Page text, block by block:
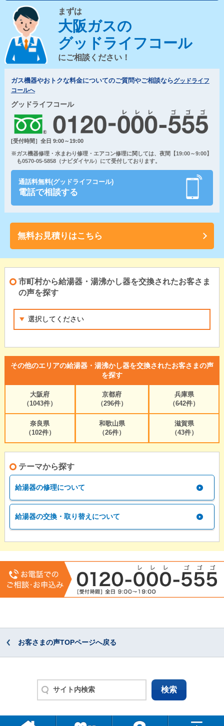
まずは
大阪ガスの
グッドライフコール
にご相談ください！
ガス機器やおトクな料金についてのご質問やご相談ならグッドライフ
コールへ
グッドライフコール
[受付時間］全日 9:00～19:00
※ガス機器修理・水まわり修理・エアコン修理に関しては、夜間【19:00～9:00】
も0570-05-5858（ナビダイヤル）にて受付しております。
通話料無料(グッドライフコール)
電話で相談する
無料お見積りはこちら
市町村から給湯器・湯沸かし器を交換されたお客さま
の声を探す
その他のエリアの給湯器・湯沸かし器を交換されたお客さまの声
を探す
大阪府
（1043件）
京都府
（296件）
兵庫県
（642件）
奈良県
（102件）
和歌山県
（26件）
滋賀県
（43件）
テーマから探す
給湯器の修理について
給湯器の交換・取り替えについて
お客さまの声TOPページへ戻る